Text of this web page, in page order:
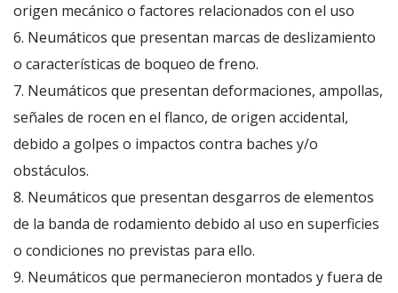
origen mecánico o factores relacionados con el uso
6. Neumáticos que presentan marcas de deslizamiento
o características de boqueo de freno.
7. Neumáticos que presentan deformaciones, ampollas,
señales de rocen en el flanco, de origen accidental,
debido a golpes o impactos contra baches y/o
obstáculos.
8. Neumáticos que presentan desgarros de elementos
de la banda de rodamiento debido al uso en superficies
o condiciones no previstas para ello.
9. Neumáticos que permanecieron montados y fuera de